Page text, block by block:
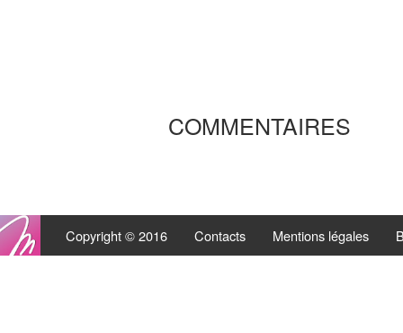
COMMENTAIRES
Copyright © 2016 Contacts Mentions légales